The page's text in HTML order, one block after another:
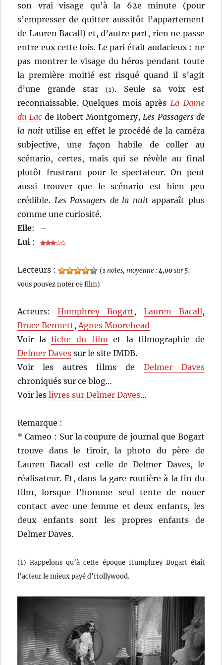
son vrai visage qu’à la 62e minute (pour
s’empresser de quitter aussitôt l’appartement
de Lauren Bacall) et, d’autre part, rien ne passe
entre eux cette fois. Le pari était audacieux : ne
pas montrer le visage du héros pendant toute
la première moitié est risqué quand il s’agit
d’une grande star(1). Seule sa voix est
reconnaissable. Quelques mois aprèsLa Dame
du Lac de Robert Montgomery,Les Passagers de
la nuitutilise en effet le procédé de la caméra
subjective, une façon habile de coller au
scénario, certes, mais qui se révèle au final
plutôt frustrant pour le spectateur. On peut
aussi trouver que le scénario est bien peu
crédible. Les Passagers de la nuitapparaît plus
comme une curiosité.
Elle:
–
Lui :
Lecteurs : (1 notes, moyenne :4,00sur 5,
vous pouvez noter ce film)
Acteurs:Humphrey Bogart, Lauren Bacall,
Bruce Bennett,Agnes Moorehead
Voir lafiche du filmet la filmographie de
Delmer Daves sur le site IMDB.
Voir les autres films de Delmer Daves
chroniqués sur ce blog…
Voir leslivres sur Delmer Daves…
Remarque :
* Cameo : Sur la coupure de journal que Bogart
trouve dans le tiroir, la photo du père de
Lauren Bacall est celle de Delmer Daves, le
réalisateur. Et, dans la gare routière à la fin du
film, lorsque l’homme seul tente de nouer
contact avec une femme et deux enfants, les
deux enfants sont les propres enfants de
Delmer Daves.
(1) Rappelons qu’à cette époque Humphrey Bogart était
l’acteur le mieux payé d’Hollywood.